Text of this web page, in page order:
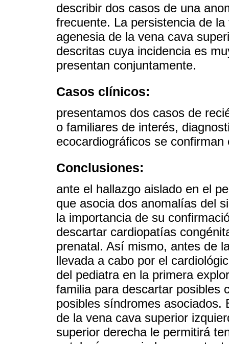
describir dos casos de una
frecuente. La persistencia de
agenesia de la vena cava
descritas cuya incidencia es
presentan conjuntamente.
Casos clínicos:
presentamos dos casos de
o familiares de interés,
ecocardiográficos se
Conclusiones:
ante el hallazgo aislado en el
que asocia dos anomalías del
la importancia de su
descartar cardiopatías
prenatal. Así mismo, antes de
llevada a cabo por el
del pediatra en la primera
familia para descartar posibles
posibles síndromes asociados.
de la vena cava superior
superior derecha le permitirá